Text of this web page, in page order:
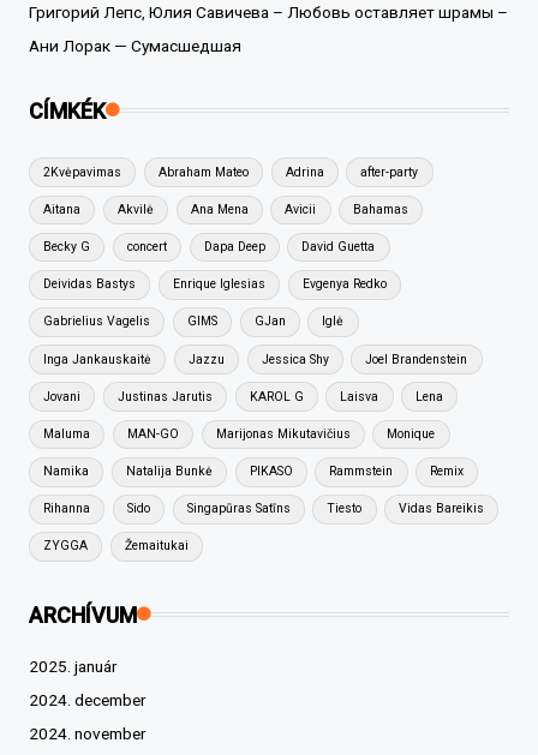
Григорий Лепс, Юлия Савичева – Любовь оставляет шрамы –
Ани Лорак — Сумасшедшая
CÍMKÉK
2Kvėpavimas Abraham Mateo Adrina after-party
Aitana Akvilė Ana Mena Avicii Bahamas
Becky G concert Dapa Deep David Guetta
Deividas Bastys Enrique Iglesias Evgenya Redko
Gabrielius Vagelis GIMS GJan Iglė
Inga Jankauskaitė Jazzu Jessica Shy Joel Brandenstein
Jovani Justinas Jarutis KAROL G Laisva Lena
Maluma MAN-GO Marijonas Mikutavičius Monique
Namika Natalija Bunkė PIKASO Rammstein Remix
Rihanna Sido Singapūras Satīns Tiesto Vidas Bareikis
ZYGGA Žemaitukai
ARCHÍVUM
2025. január
2024. december
2024. november